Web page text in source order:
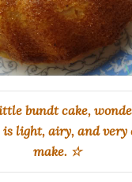
bundt cake,
light, airy, and very
make. ☆